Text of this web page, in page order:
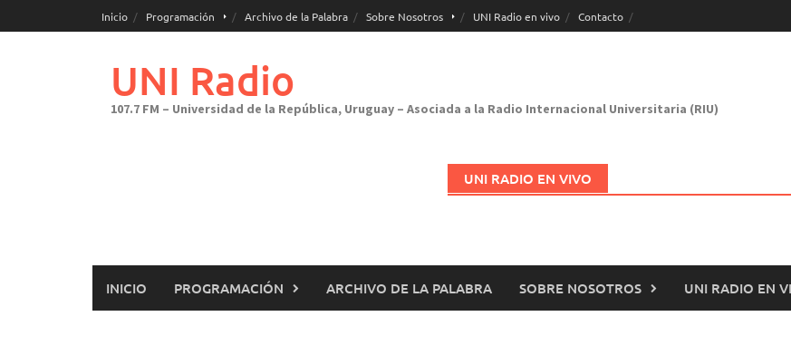
al
Inicio Programación Archivo de la Palabra Sobre Nosotros UNI Radio en vivo Contacto
UNI Radio
107.7 FM – Universidad de la República, Uruguay – Asociada a la Radio Internacional Universitaria (RIU)
UNI RADIO EN VIVO
INICIO PROGRAMACIÓN ARCHIVO DE LA PALABRA SOBRE NOSOTROS UNI RADIO EN